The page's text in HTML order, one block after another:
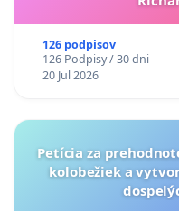
126 podpisov
126 Podpisy / 30 dni
20 Jul 2026
Petícia za
kolobežiek a